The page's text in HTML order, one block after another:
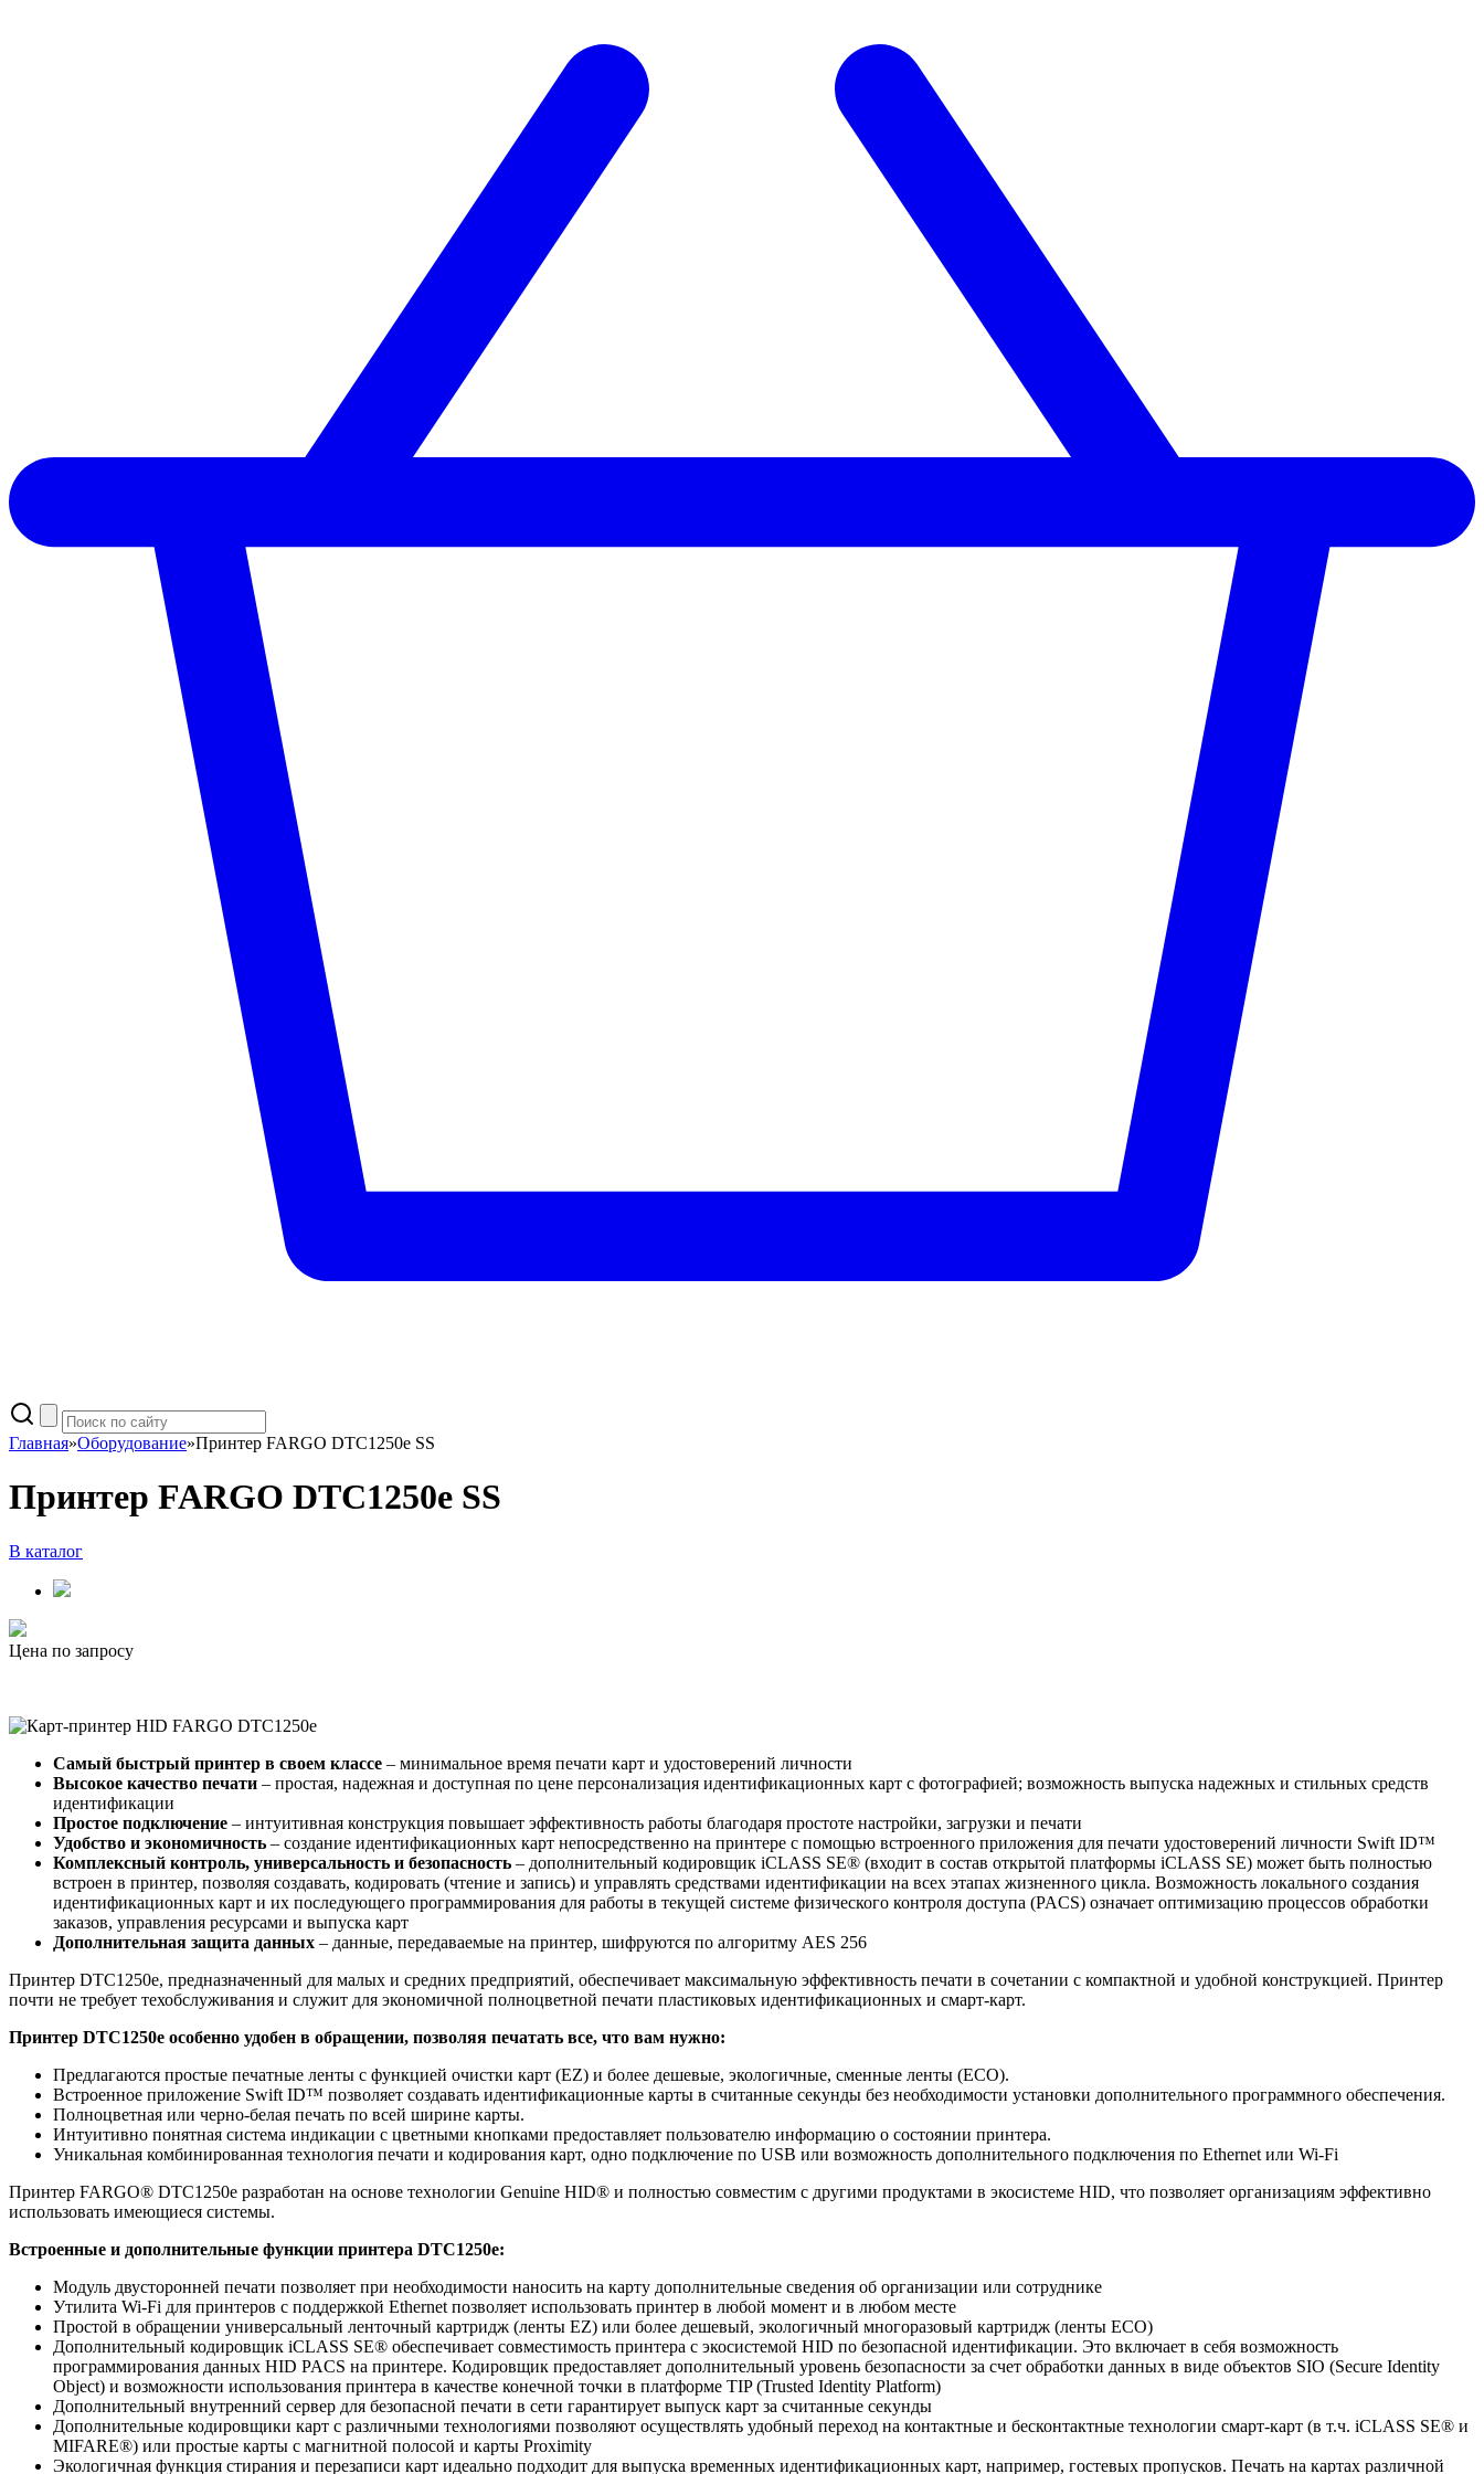
Главная»Оборудование»Принтер FARGO DTC1250e SS
Принтер FARGO DTC1250e SS
В каталог
Цена по запросу
Самый быстрый принтер в своем классе – минимальное время печати карт и удостоверений личности
Высокое качество печати – простая, надежная и доступная по цене персонализация идентификационных карт с фотографией; возможность выпуска надежных и стильных средств
идентификации
Простое подключение – интуитивная конструкция повышает эффективность работы благодаря простоте настройки, загрузки и печати
Удобство и экономичность – создание идентификационных карт непосредственно на принтере с помощью встроенного приложения для печати удостоверений личности Swift ID™
Комплексный контроль, универсальность и безопасность – дополнительный кодировщик iCLASS SE® (входит в состав открытой платформы iCLASS SE) может быть полностью
встроен в принтер, позволяя создавать, кодировать (чтение и запись) и управлять средствами идентификации на всех этапах жизненного цикла. Возможность локального создания
идентификационных карт и их последующего программирования для работы в текущей системе физического контроля доступа (PACS) означает оптимизацию процессов обработки
заказов, управления ресурсами и выпуска карт
Дополнительная защита данных – данные, передаваемые на принтер, шифруются по алгоритму AES 256
Принтер DTC1250e, предназначенный для малых и средних предприятий, обеспечивает максимальную эффективность печати в сочетании с компактной и удобной конструкцией. Принтер
почти не требует техобслуживания и служит для экономичной полноцветной печати пластиковых идентификационных и смарт-карт.
Принтер DTC1250e особенно удобен в обращении, позволяя печатать все, что вам нужно:
Предлагаются простые печатные ленты с функцией очистки карт (EZ) и более дешевые, экологичные, сменные ленты (ЕСО).
Встроенное приложение Swift ID™ позволяет создавать идентификационные карты в считанные секунды без необходимости установки дополнительного программного обеспечения.
Полноцветная или черно-белая печать по всей ширине карты.
Интуитивно понятная система индикации с цветными кнопками предоставляет пользователю информацию о состоянии принтера.
Уникальная комбинированная технология печати и кодирования карт, одно подключение по USB или возможность дополнительного подключения по Ethernet или Wi-Fi
Принтер FARGO® DTC1250e разработан на основе технологии Genuine HID® и полностью совместим с другими продуктами в экосистеме HID, что позволяет организациям эффективно
использовать имеющиеся системы.
Встроенные и дополнительные функции принтера DTC1250e:
Модуль двусторонней печати позволяет при необходимости наносить на карту дополнительные сведения об организации или сотруднике
Утилита Wi-Fi для принтеров с поддержкой Ethernet позволяет использовать принтер в любой момент и в любом месте
Простой в обращении универсальный ленточный картридж (ленты EZ) или более дешевый, экологичный многоразовый картридж (ленты ЕСО)
Дополнительный кодировщик iCLASS SE® обеспечивает совместимость принтера с экосистемой HID по безопасной идентификации. Это включает в себя возможность
программирования данных HID PACS на принтере. Кодировщик предоставляет дополнительный уровень безопасности за счет обработки данных в виде объектов SIO (Secure Identity
Object) и возможности использования принтера в качестве конечной точки в платформе TIP (Trusted Identity Platform)
Дополнительный внутренний сервер для безопасной печати в сети гарантирует выпуск карт за считанные секунды
Дополнительные кодировщики карт с различными технологиями позволяют осуществлять удобный переход на контактные и бесконтактные технологии смарт-карт (в т.ч. iCLASS SE® и
MIFARE®) или простые карты с магнитной полосой и карты Proximity
Экологичная функция стирания и перезаписи карт идеально подходит для выпуска временных идентификационных карт, например, гостевых пропусков. Печать на картах различной